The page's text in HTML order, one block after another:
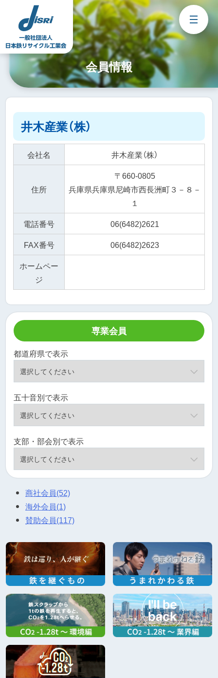
content
会員情報
井木産業（株）
会社名 井木産業（株）
住所
〒660-0805
兵庫県兵庫県尼崎市西長洲町３－８－
１
電話番号
06(6482)2621
FAX番号
06(6482)2623
ホームペー
ジ
専業会員
都道府県で表示
五十音別で表示
支部・部会別で表示
商社会員(52)
海外会員(1)
賛助会員(117)